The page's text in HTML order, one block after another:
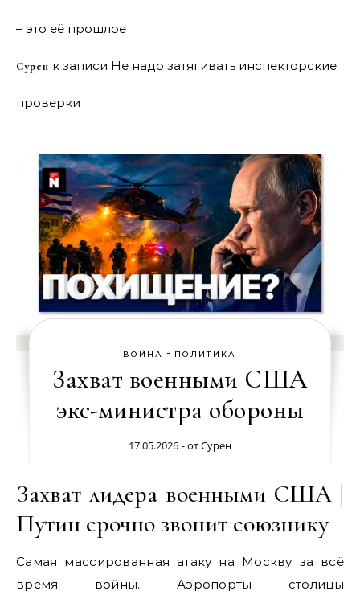
– это её прошлое
Сурен к записи Не надо затягивать инспекторские
проверки
ВОЙНА - ПОЛИТИКА
Захват военными США
экс-министра обороны
17.05.2026 - отСурен
Захват лидера военными США |
Путин срочно звонит союзнику
Самая массированная атаку на Москву за всё
время войны. Аэропорты столицы